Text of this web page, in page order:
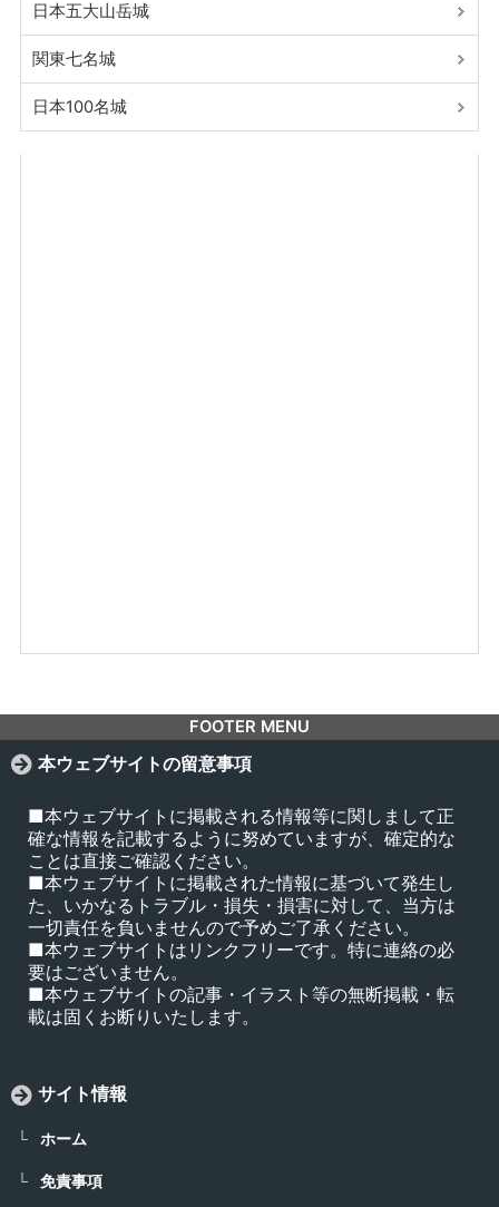
日本五大山岳城
関東七名城
日本100名城
FOOTER MENU
本ウェブサイトの留意事項
■本ウェブサイトに掲載される情報等に関しまして正
確な情報を記載するように努めていますが、確定的な
ことは直接ご確認ください。
■本ウェブサイトに掲載された情報に基づいて発生し
た、いかなるトラブル・損失・損害に対して、当方は
一切責任を負いませんので予めご了承ください。
■本ウェブサイトはリンクフリーです。特に連絡の必
要はございません。
■本ウェブサイトの記事・イラスト等の無断掲載・転
載は固くお断りいたします。
サイト情報
ホーム
免責事項